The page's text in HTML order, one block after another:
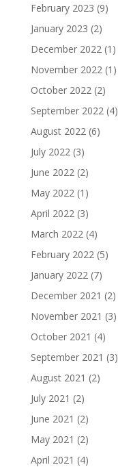
February 2023 (9)
January 2023 (2)
December 2022(1)
November 2022(1)
October 2022(2)
September 2022(4)
August 2022(6)
July 2022(3)
June 2022(2)
May 2022(1)
April 2022(3)
March 2022(4)
February 2022(5)
January 2022(7)
December 2021 (2)
November 2021 (3)
October 2021 (4)
September 2021 (3)
August 2021 (2)
July 2021 (2)
June 2021 (2)
May 2021 (2)
April 2021 (4)